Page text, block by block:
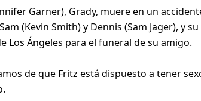
Garner), Grady, muere en un
(Kevin Smith) y Dennis (Sam Jager), y
Los Ángeles para el funeral de su amigo.
de que Fritz está dispuesto a tener